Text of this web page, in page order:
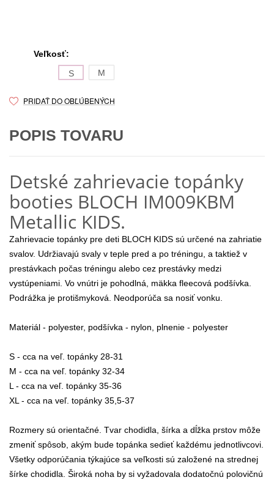
Veľkosť:
S
M
PRIDAŤ DO OBĽÚBENÝCH
POPIS TOVARU
Detské zahrievacie topánky
booties BLOCH IM009KBM
Metallic KIDS.
Zahrievacie topánky pre deti BLOCH KIDS sú určené na zahriatie
svalov. Udržiavajú svaly v teple pred a po tréningu, a taktiež v
prestávkach počas tréningu alebo cez prestávky medzi
vystúpeniami. Vo vnútri je pohodlná, mäkka fleecová podšívka.
Podrážka je protišmyková. Neodporúča sa nosiť vonku.
Materiál - polyester, podšívka - nylon, plnenie - polyester
S - cca na veľ. topánky 28-31
M - cca na veľ. topánky 32-34
L - cca na veľ. topánky 35-36
XL - cca na veľ. topánky 35,5-37
Rozmery sú orientačné. Tvar chodidla, šírka a dĺžka prstov môže
zmeniť spôsob, akým bude topánka sedieť každému jednotlivcovi.
Všetky odporúčania týkajúce sa veľkosti sú založené na strednej
šírke chodidla. Široká noha by si vyžadovala dodatočnú polovičnú